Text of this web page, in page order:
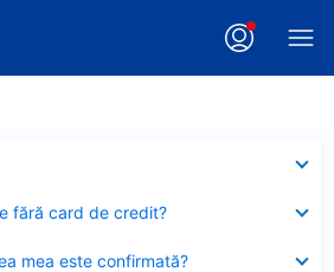
fără card de credit?
mea este confirmată?